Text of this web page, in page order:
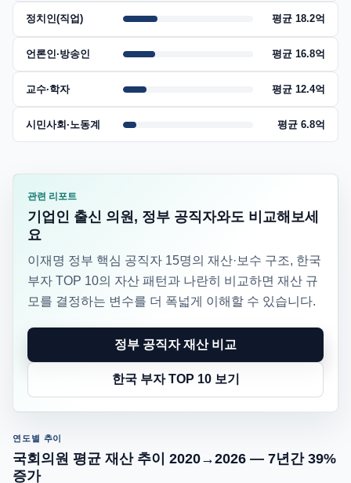
정치인(직업) 평균 18.2억
언론인·방송인 평균 16.8억
교수·학자 평균 12.4억
시민사회·노동계 평균 6.8억
관련 리포트
기업인 출신 의원, 정부 공직자와도 비교해보세
요
이재명 정부 핵심 공직자 15명의 재산·보수 구조, 한국
부자 TOP 10의 자산 패턴과 나란히 비교하면 재산 규
모를 결정하는 변수를 더 폭넓게 이해할 수 있습니다.
정부 공직자 재산 비교
한국 부자 TOP 10 보기
연도별 추이
국회의원 평균 재산 추이 2020→2026 — 7년간 39%
증가